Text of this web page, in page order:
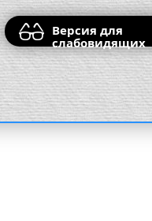
Версия для
слабовидящих